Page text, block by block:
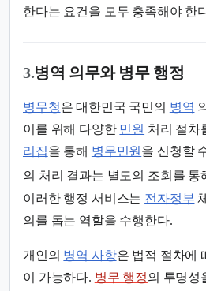
한다는 요건을 모두 충족해야 한
3.병역 의무와 병무 행정
병무청은 대한민국 국민의 병역
이를 위해 다양한 민원 처리 절차
리집을 통해 병무민원을 신청할
의 처리 결과는 별도의 조회를 통
이러한 행정 서비스는 전자정부
의를 돕는 역할을 수행한다.
개인의 병역 사항은 법적 절차에
이 가능하다. 병무 행정의 투명성